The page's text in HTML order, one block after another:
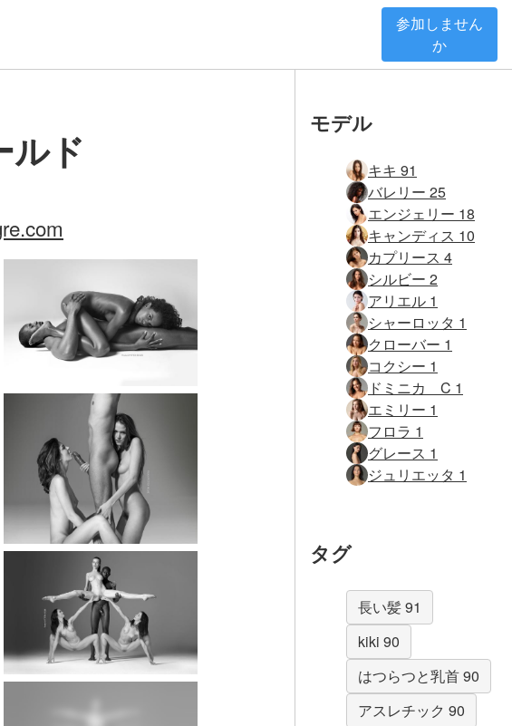
参加しません
か
ルド
モデル
キキ 91
バレリー 25
エンジェリー 18
キャンディス 10
カプリース 4
シルビー 2
アリエル 1
シャーロッタ 1
クローバー 1
コクシー 1
ドミニカ C 1
エミリー 1
フロラ 1
グレース 1
ジュリエッタ 1
タグ
長い髪 91
kiki 90
はつらつと乳首 90
アスレチック 90